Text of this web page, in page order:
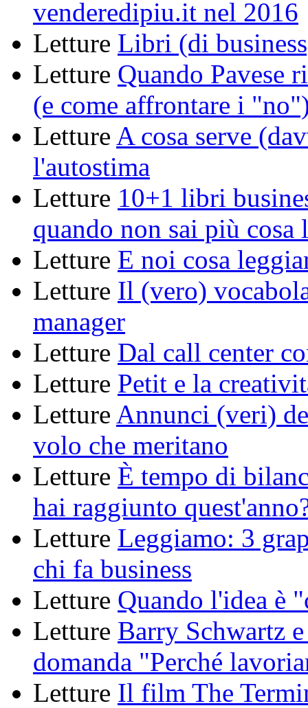
venderedipiu.it nel 2016
Letture Libri (di
Letture Quando Pavese
(e come affrontare i
Letture A cosa serve
l'autostima
Letture 10+1 libri
quando non sai più cosa
Letture E noi cosa
Letture Il (vero)
manager
Letture Dal call center
Letture Petit e la
Letture Annunci (veri)
volo che meritano
Letture È tempo di
hai raggiunto
Letture Leggiamo: 3
chi fa business
Letture Quando l'idea è
Letture Barry Schwartz
domanda "Perché
Letture Il film The